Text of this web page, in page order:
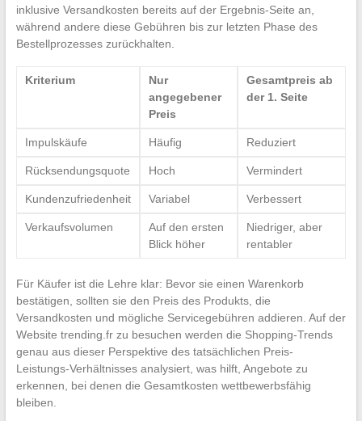
inklusive Versandkosten bereits auf der Ergebnis-Seite an,
während andere diese Gebühren bis zur letzten Phase des
Bestellprozesses zurückhalten.
Kriterium
Nur
angegebener
Preis
Gesamtpreis ab
der 1. Seite
Impulskäufe Häufig Reduziert
Rücksendungsquote Hoch Vermindert
Kundenzufriedenheit Variabel Verbessert
Verkaufsvolumen
Auf den ersten
Blick höher
Niedriger, aber
rentabler
Für Käufer ist die Lehre klar: Bevor sie einen Warenkorb
bestätigen, sollten sie den Preis des Produkts, die
Versandkosten und mögliche Servicegebühren addieren. Auf der
Website trending.fr zu besuchen werden die Shopping-Trends
genau aus dieser Perspektive des tatsächlichen Preis-
Leistungs-Verhältnisses analysiert, was hilft, Angebote zu
erkennen, bei denen die Gesamtkosten wettbewerbsfähig
bleiben.